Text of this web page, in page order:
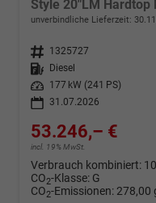
Style 20"LM Hardtop
unverbindliche Lieferzeit:
Fahrzeugnr. 1325727
Kraftstoff
Diesel
Leistung
177 kW (241 PS)
31.07.2026
53.246,– €
incl. 19% MwSt.
Verbrauch kombiniert:
CO2-Klasse: G
CO2-Emissionen: 278,00